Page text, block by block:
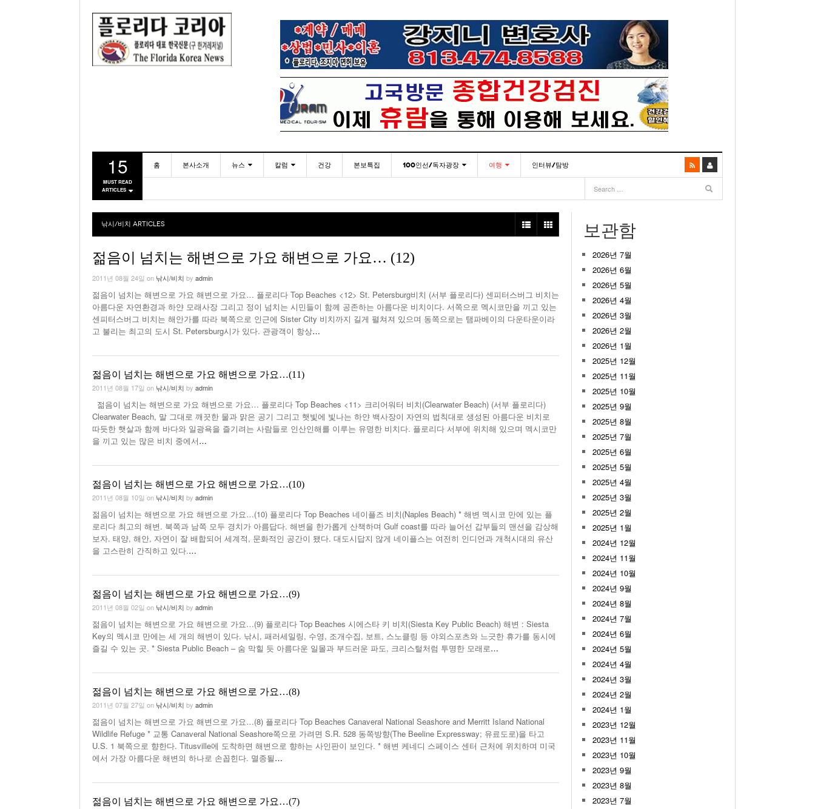
15
MUST READ
ARTICLES
홈 본사소개 뉴스
손현주씨와 윤영아씨 초청 뮤지컬 공연
무적함대 스페인, 16년만에 월드컵 우승- 2026년
07월 22일
칼럼
김원동칼럼
<발행인 편지>플로리다코리아 “연합회 모든 기사 취재거
복된 성탄절과 희망찬 새해 맞이하세요!
2015년 03월 11일
<발행인칼럼> 한인사회 화합 원한다면 ‘한인회관’ 포기해
View All
건강 본보특집 100인선/독자광장
- 2003년 12월 10일
미주 이민 100주년 기념, 플로리다 백인선을 내며
“플로리다 한인 백인선” 출판기념회 인사말
View All
여행
- 2025년 07월 02일
주유 한 번으로 가 볼만한 여행지!<98회>
주유 한 번으로 가 볼만한 여행지!<96회>
인터뷰/탐방
낚시/비치 ARTICLES
젊음이 넘치는 해변으로 가요 해변으로 가요… (12)
2011년 08월 24일 on 낚시/비치 by admin
젊음이 넘치는 해변으로 가요 해변으로 가요… 플로리다 Top Beaches <12> St. Petersburg비치 (서부 플로리다) 센피터스버그 비치는
아름다운 자연환경과 하얀 모래사장 그리고 정이 넘치는 시민들이 함께 공존하는 아름다운 비치이다. 서쪽으로 멕시코만을 끼고 있는
센피터스버그 비치는 해안가를 따라 북쪽으로 인근에 Sister City 비치까지 길게 펼쳐져 있으며 동쪽으로는 탬파베이의 다운타운이라
고 불리는 최고의 도시 St. Petersburg시가 있다. 관광객이 항상…
젊음이 넘치는 해변으로 가요 해변으로 가요…(11)
2011년 08월 17일 on 낚시/비치 by admin
젊음이 넘치는 해변으로 가요 해변으로 가요… 플로리다 Top Beaches <11> 크리어워터 비치(Clearwater Beach) (서부 플로리다)
Clearwater Beach, 말 그대로 깨끗한 물과 맑은 공기 그리고 햇빛에 빛나는 하얀 백사장이 자연의 법칙대로 생성된 아름다운 비치로
따듯한 햇살과 함께 바다와 일광욕을 즐기려는 사람들로 인산인해를 이루는 유명한 비치다. 플로리다 서부에 위치해 있으며 멕시코만
을 끼고 있는 많은 비치 중에서…
젊음이 넘치는 해변으로 가요 해변으로 가요…(10)
2011년 08월 10일 on 낚시/비치 by admin
젊음이 넘치는 해변으로 가요 해변으로 가요…(10) 플로리다 Top Beaches 네이플즈 비치(Naples Beach) * 해변 멕시코 만에 있는 플
로리다 최고의 해변. 북쪽과 남쪽 모두 경치가 아름답다. 해변을 한가롭게 산책하며 Gulf coast를 따라 늘어선 갑부들의 맨션을 감상해
보자. 태양, 해안, 자연이 잘 배합되어 세계적, 문화적인 공간이 됐다. 대도시답지 않게 네이플스는 여전히 인디언과 개척시대의 유산
을 고스란히 간직하고 있다.…
젊음이 넘치는 해변으로 가요 해변으로 가요…(9)
2011년 08월 02일 on 낚시/비치 by admin
젊음이 넘치는 해변으로 가요 해변으로 가요…(9) 플로리다 Top Beaches 시에스타 키 비치(Siesta Key Public Beach) 해변 : Siesta
Key의 멕시코 만에는 세 개의 해변이 있다. 낚시, 패러세일링, 수영, 조개수집, 보트, 스노클링 등 야외스포츠와 느긋한 휴가를 동시에
즐길 수 있는 곳. * Siesta Public Beach – 숨 막힐 듯 아름다운 일몰과 부드러운 파도, 크리스털처럼 투명한 모래로…
젊음이 넘치는 해변으로 가요 해변으로 가요…(8)
2011년 07월 27일 on 낚시/비치 by admin
젊음이 넘치는 해변으로 가요 해변으로 가요…(8) 플로리다 Top Beaches Canaveral National Seashore and Merritt Island National
Wildlife Refuge * 교통 Canaveral National Seashore쪽으로 가려면 S.R. 528 동쪽방향(The Beeline Expressway; 유료도로)을 타고
U.S. 1 북쪽으로 향한다. Titusville에 도착하면 해변으로 향하는 사인판이 보인다. * 해변 케네디 스페이스 센터 근처에 위치하며 미국
에서 가장 아름다운 해변의 하나로 손꼽힌다. 멸종될…
젊음이 넘치는 해변으로 가요 해변으로 가요…(7)
보관함
2026년 7월
2026년 6월
2026년 5월
2026년 4월
2026년 3월
2026년 2월
2026년 1월
2025년 12월
2025년 11월
2025년 10월
2025년 9월
2025년 8월
2025년 7월
2025년 6월
2025년 5월
2025년 4월
2025년 3월
2025년 2월
2025년 1월
2024년 12월
2024년 11월
2024년 10월
2024년 9월
2024년 8월
2024년 7월
2024년 6월
2024년 5월
2024년 4월
2024년 3월
2024년 2월
2024년 1월
2023년 12월
2023년 11월
2023년 10월
2023년 9월
2023년 8월
2023년 7월